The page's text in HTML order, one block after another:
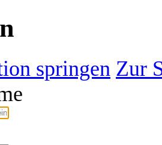
springen Zur